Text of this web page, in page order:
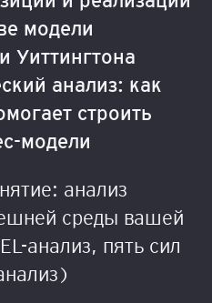
модели
Уиттингтона
анализ: как
строить
модели
анализ
среды вашей
анализ, пять сил